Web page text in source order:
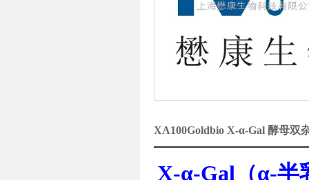
XA100Goldbio X-α-Gal 酵母双
X-α-Gal （α-半